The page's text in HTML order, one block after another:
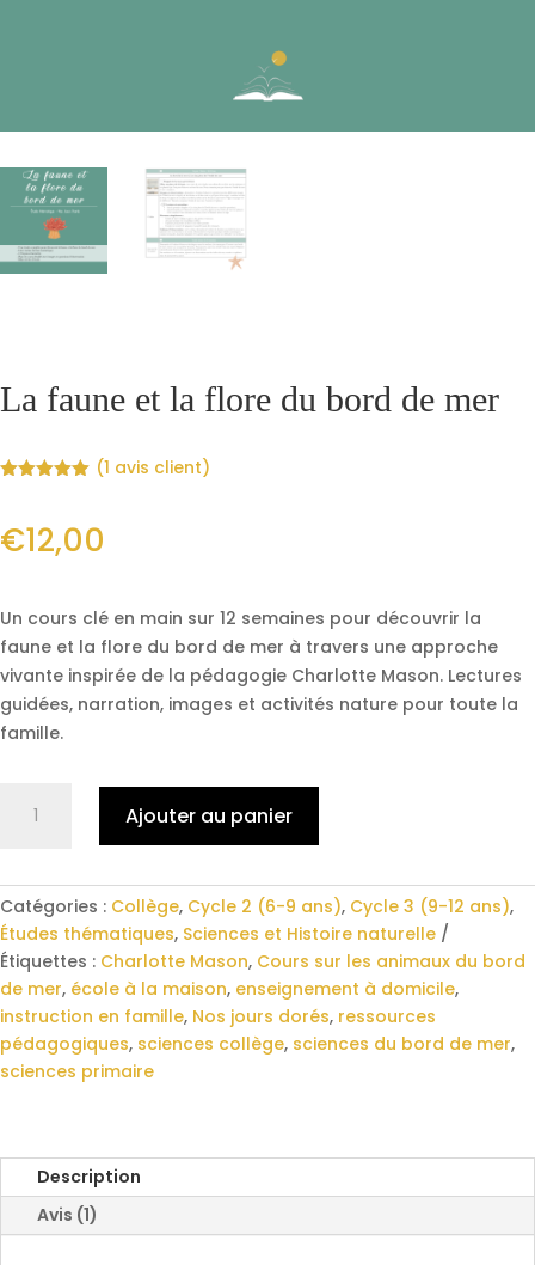
La faune et la flore du bord de mer
basé sur
notation
(1 avis client)
€12,00
Un cours clé en main sur 12 semaines pour découvrir la
faune et la flore du bord de mer à travers une approche
vivante inspirée de la pédagogie Charlotte Mason. Lectures
guidées, narration, images et activités nature pour toute la
famille.
et
la
flore
du
bord
de
mer
Ajouter au panier
Catégories : Collège, Cycle 2 (6-9 ans), Cycle 3 (9-12 ans),
Études thématiques, Sciences et Histoire naturelle
Étiquettes : Charlotte Mason, Cours sur les animaux du bord
de mer, école à la maison, enseignement à domicile,
instruction en famille, Nos jours dorés, ressources
pédagogiques, sciences collège, sciences du bord de mer,
sciences primaire
Description
Avis (1)